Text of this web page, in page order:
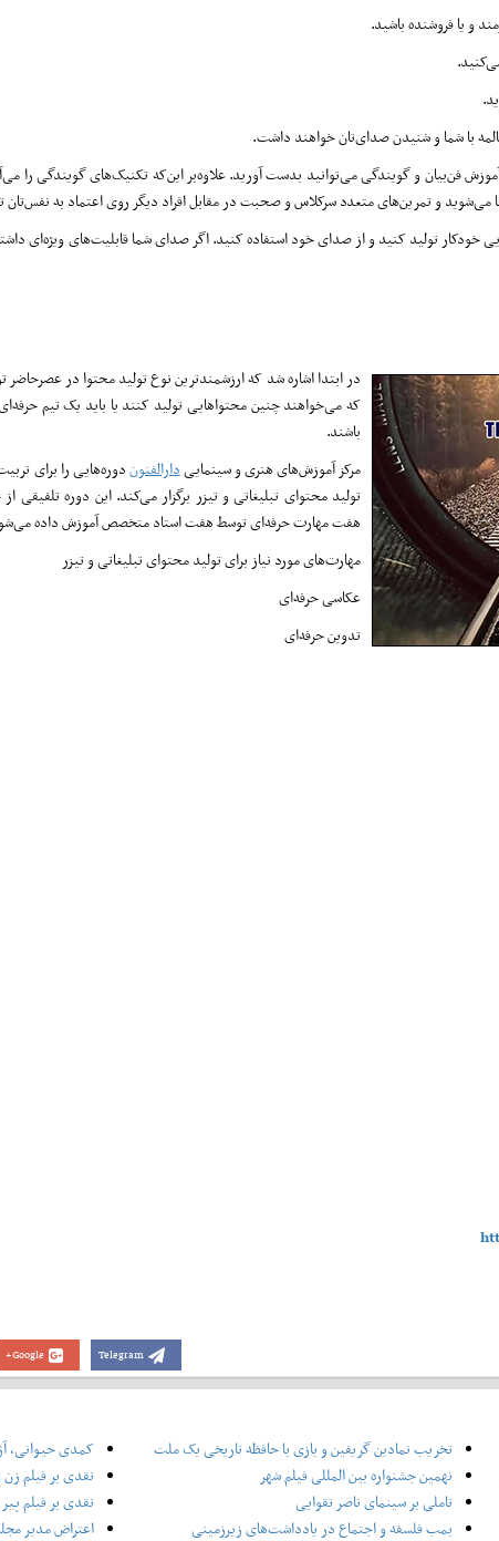
و یا فروشنده باشید.
با شما و شنیدن صدای‌تان خواهند داشت.
فن‌بیان و گویندگی می‌توانید بدست آورید. علاوه‌بر این‌که تکنیک‌های گویندگی را
و تمرین‌های متعدد سرکلاس و صحبت در مقابل افراد دیگر روی اعتماد به نفس‌تان
تولید کنید و از صدای خود استفاده کنید. اگر صدای شما قابلیت‌های ویژه‌ای
در ابتدا اشاره شد که ارزشمندترین نوع تولید محتوا در
که می‌خواهند چنین محتواهایی تولید کنند یا باید یک تیم
باشند.
مرکز آموزش‌های هنری و سینماییدارالفنوندوره‌هایی را برای
تولید محتوای تبلیغاتی و تیزر برگزار می‌کند. این دوره
هفت مهارت حرفه‌ای توسط هفت استاد متخصص آموزش داده
مهارت‌های مورد نیاز برای تولید محتوای تبلیغاتی و تیزر
عکاسی حرفه‌ای
تدوین حرفه‌ای
Google+ Telegram
تخریب نمادین گریفین و بازی با حافظه تاریخی یک ملت
نهمین جشنواره بین المللی فیلم شهر
تاملی بر سینمای ناصر تقوایی
بمب فلسفه و اجتماع در یادداشت‌های زیرزمینی
کمدی حیوانی،
نقدی بر فیلم
نقدی بر فیلم
اعتراض مدیر